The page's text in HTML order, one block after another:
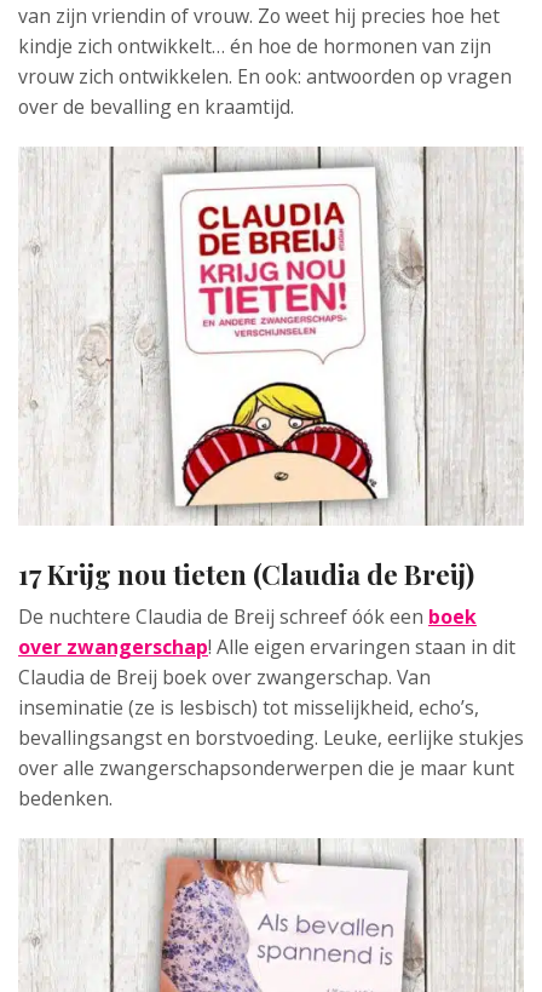
van zijn vriendin of vrouw. Zo weet hij precies hoe het
kindje zich ontwikkelt… én hoe de hormonen van zijn
vrouw zich ontwikkelen. En ook: antwoorden op vragen
over de bevalling en kraamtijd.
17 Krijg nou tieten (Claudia de Breij)
De nuchtere Claudia de Breij schreef óók een boek
over zwangerschap! Alle eigen ervaringen staan in dit
Claudia de Breij boek over zwangerschap. Van
inseminatie (ze is lesbisch) tot misselijkheid, echo’s,
bevallingsangst en borstvoeding. Leuke, eerlijke stukjes
over alle zwangerschapsonderwerpen die je maar kunt
bedenken.